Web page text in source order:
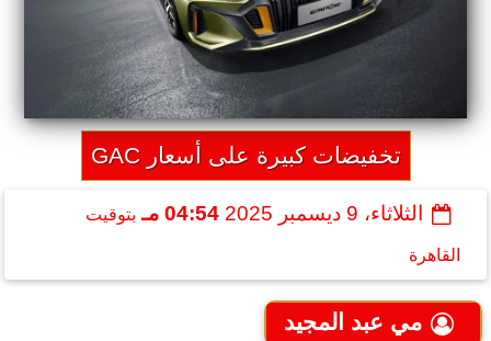
تخفيضات كبيرة على أسعار GAC
الثلاثاء، 9 ديسمبر 2025 04:54 مـ بتوقيت
القاهرة
مي عبد المجيد